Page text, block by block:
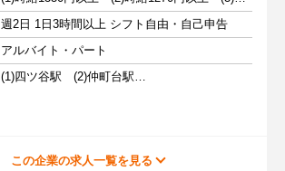
週2日 1日3時間以上 シフト自由・自己申告
アルバイト・パート
(1)四ツ谷駅 (2)仲町台駅 (3)桜木町駅
この企業の求人一覧を見る